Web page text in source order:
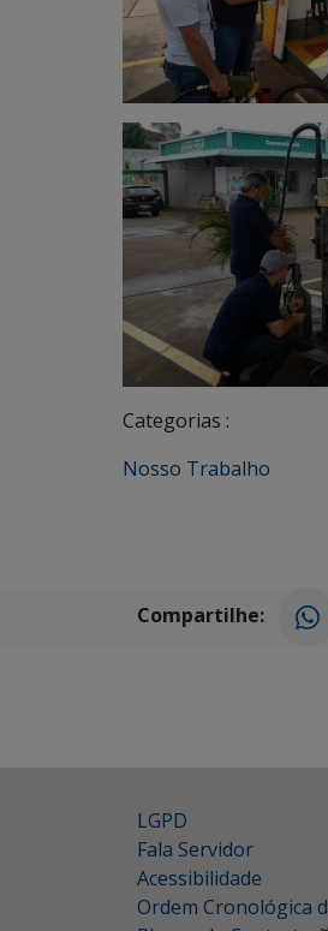
Categorias :
Nosso Trabalho
Compartilhe:
LGPD
Fala Servidor
Acessibilidade
Ordem Cronológica